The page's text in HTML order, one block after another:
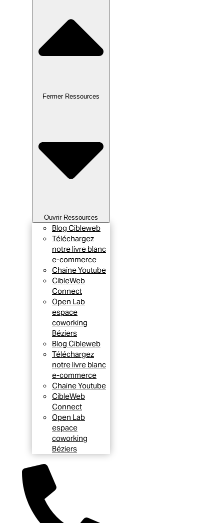
Fermer Ressources
Ouvrir Ressources
Blog Cibleweb
Téléchargez
notre livre blanc
e-commerce
Chaine Youtube
CibleWeb
Connect
Open Lab
espace
coworking
Béziers
Blog Cibleweb
Téléchargez
notre livre blanc
e-commerce
Chaine Youtube
CibleWeb
Connect
Open Lab
espace
coworking
Béziers